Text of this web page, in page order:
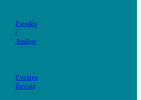
Estudos
/
Análise
Eventos
Revista